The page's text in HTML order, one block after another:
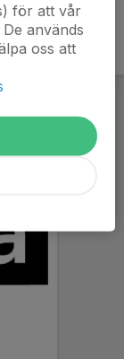
för att vår
används
oss att